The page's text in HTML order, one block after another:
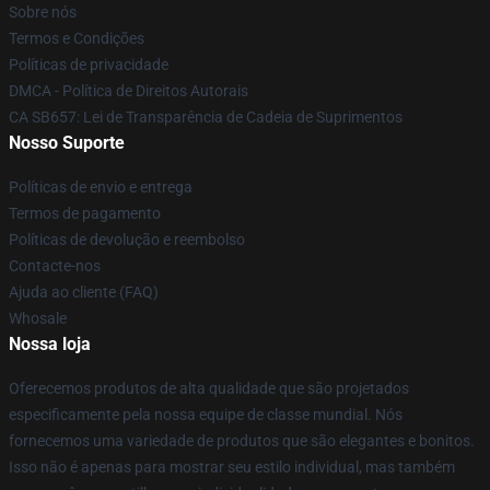
Sobre nós
Termos e Condições
Políticas de privacidade
DMCA - Política de Direitos Autorais
CA SB657: Lei de Transparência de Cadeia de Suprimentos
Nosso Suporte
Políticas de envio e entrega
Termos de pagamento
Políticas de devolução e reembolso
Contacte-nos
Ajuda ao cliente (FAQ)
Whosale
Nossa loja
Oferecemos produtos de alta qualidade que são projetados
especificamente pela nossa equipe de classe mundial. Nós
fornecemos uma variedade de produtos que são elegantes e bonitos.
Isso não é apenas para mostrar seu estilo individual, mas também